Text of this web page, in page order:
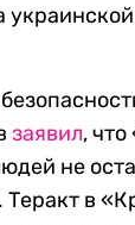
заявил,
не
в